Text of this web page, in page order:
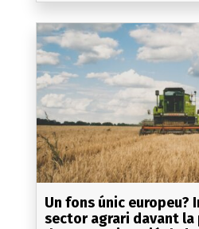
Un fons únic europeu?
sector agrari davant